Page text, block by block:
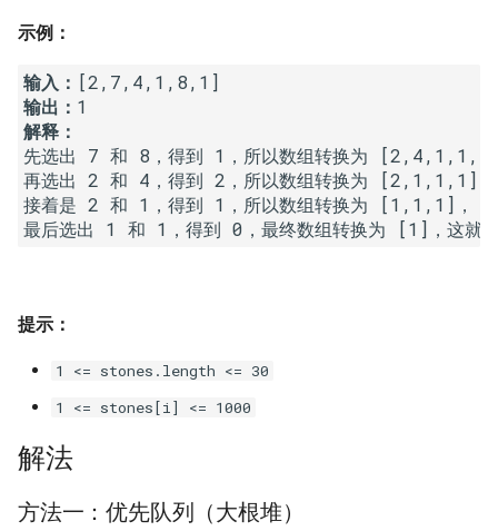
14.1. 剪绳子
14.2. 剪绳子 II
15. 二进制中 1 的个数
16. 数值的整数次方
17. 打印从 1 到最大的 n 位数
20. 表示数值的字符串
21. 调整数组顺序使奇数位于
11. 和 1 个数相同的子数组
12. 左右两边子数组的和相等
13. 二维子矩阵的和
14. 字符串中的变位词
15. 字符串中的所有变位词
符串
17. 含有所有字符的最短字符
串
18. 有效的回文
19. 最多删除一个字符得到回
2.3. 删除中间节点
2.4. 分割链表
2.5. 链表求和
2.6. 回文链表
2.7. 链表相交
3.2. 栈的最小值
3.3. 堆盘子
3.4. 化栈为队
示例：
输入：
输出：
解释：
先选出 7 和 8，得到 1，所以数组转换为
再选出 2 和 4，得到 2，所以数组转换为 [2,1,1,1]，
接着是 2 和 1，得到 1，所以数组转换为 [1,1,1]，
最后选出 1 和 1，得到 0，最终数组转换为 [1]，这就是
提示：
1 <= stones.length <= 30
1 <= stones[i] <= 1000
解法
方法一：优先队列（大根堆）